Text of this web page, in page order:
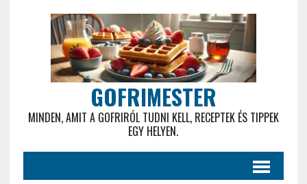
GOFRIMESTER
MINDEN, AMIT A GOFRIRÓL TUDNI KELL, RECEPTEK ÉS TIPPEK
EGY HELYEN.